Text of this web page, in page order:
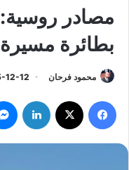
بطائرة مسيرة
محمود فرحان 12-12